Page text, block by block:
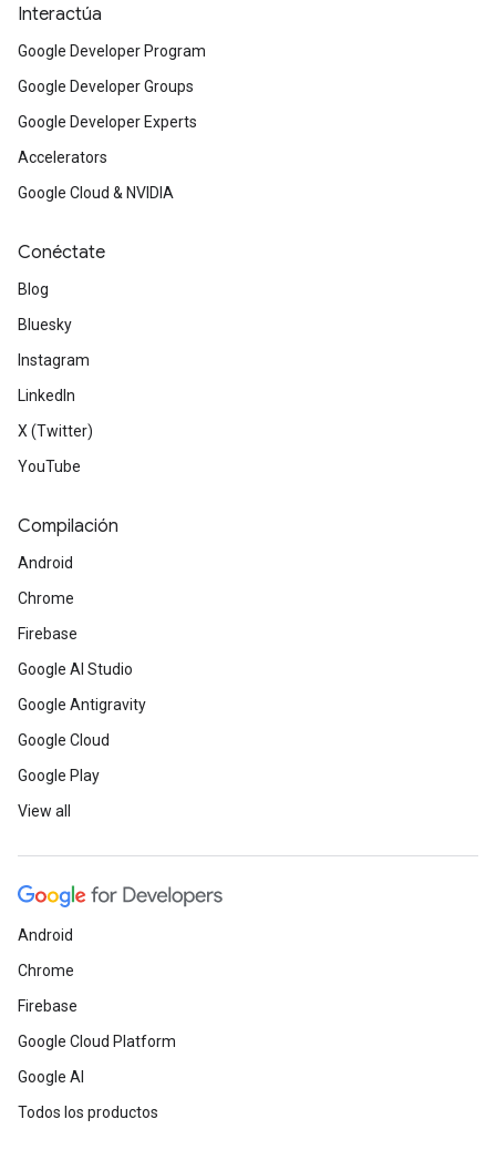
Interactúa
Google Developer Program
Google Developer Groups
Google Developer Experts
Accelerators
Google Cloud & NVIDIA
Conéctate
Blog
Bluesky
Instagram
LinkedIn
X (Twitter)
YouTube
Compilación
Android
Chrome
Firebase
Google AI Studio
Google Antigravity
Google Cloud
Google Play
View all
Android
Chrome
Firebase
Google Cloud Platform
Google AI
Todos los productos